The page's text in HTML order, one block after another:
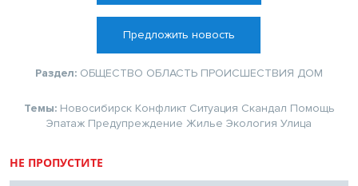
Предложить новость
Раздел: ОБЩЕСТВО ОБЛАСТЬ ПРОИСШЕСТВИЯ ДОМ
Темы: Новосибирск Конфликт Ситуация Скандал Помощь
Эпатаж Предупреждение Жилье Экология Улица
НЕ ПРОПУСТИТЕ